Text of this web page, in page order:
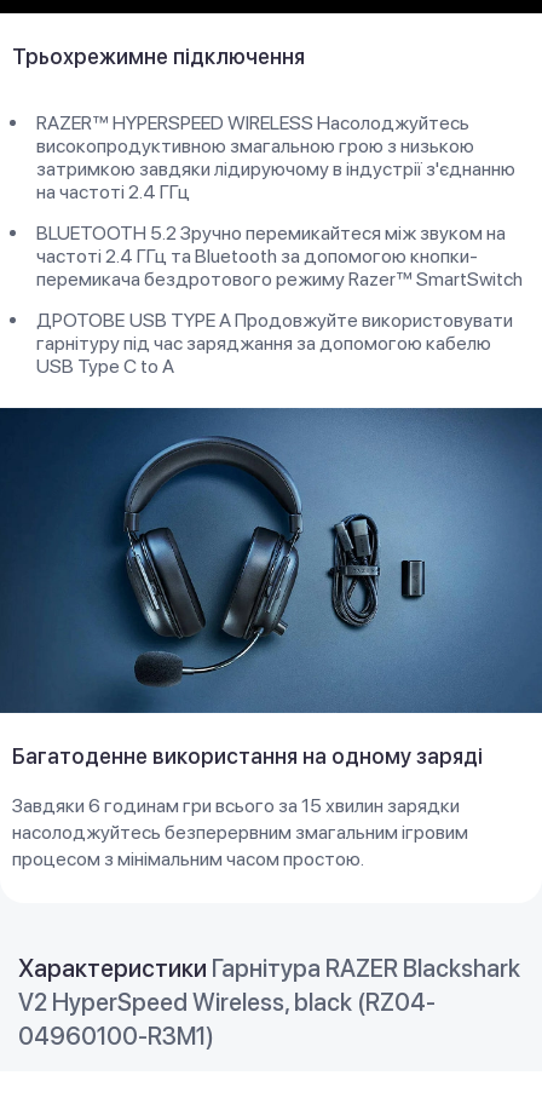
Трьохрежимне підключення
RAZER™ HYPERSPEED WIRELESS Насолоджуйтесь
високопродуктивною змагальною грою з низькою
затримкою завдяки лідируючому в індустрії з'єднанню
на частоті 2.4 ГГц
BLUETOOTH 5.2 Зручно перемикайтеся між звуком на
частоті 2.4 ГГц та Bluetooth за допомогою кнопки-
перемикача бездротового режиму Razer™ SmartSwitch
ДРОТОВЕ USB TYPE A Продовжуйте використовувати
гарнітуру під час заряджання за допомогою кабелю
USB Type C to A
Багатоденне використання на одному заряді
Завдяки 6 годинам гри всього за 15 хвилин зарядки
насолоджуйтесь безперервним змагальним ігровим
процесом з мінімальним часом простою.
Характеристики Гарнітура RAZER Blackshark
V2 HyperSpeed Wireless, black (RZ04-
04960100-R3M1)